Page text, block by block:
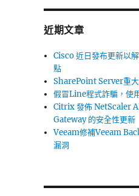
字:
近期文章
Cisco 近日發布更新以
點
SharePoint Server重
假冒Line程式詐騙，使
Citrix 發佈 NetScaler
Gateway 的安全性更新
Veeam修補Veeam
漏洞